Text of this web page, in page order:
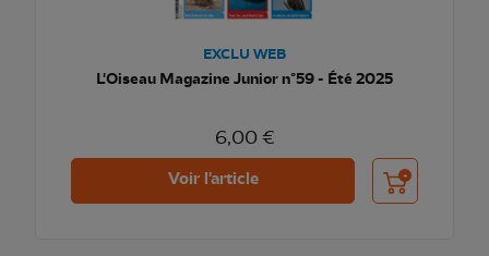
EXCLU WEB
L'Oiseau Magazine Junior n°59 - Été 2025
6,00 €
Voir l'article Ajouter au